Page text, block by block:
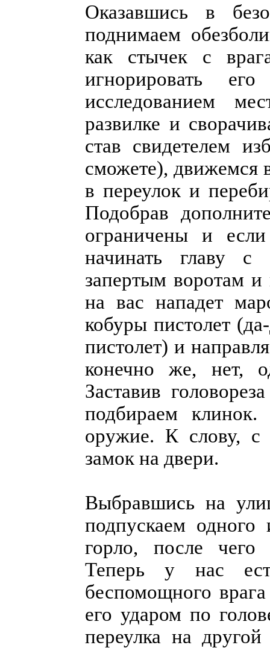
Оказавшись в
поднимаем
как стычек с
игнорировать
исследованием
развилке и
став свидетелем
сможете), движемся
в переулок и
Подобрав
ограничены и
начинать главу с
запертым воротам
на вас нападет
кобуры пистолет
пистолет) и
конечно же, нет,
Заставив
подбираем
оружие. К слову,
замок на двери.
Выбравшись на
подпускаем
горло, после чего
Теперь у нас
беспомощного
его ударом по
переулка на